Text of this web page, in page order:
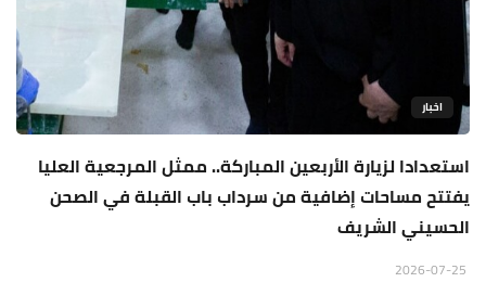
اخبار
استعدادا لزيارة الأربعين المباركة.. ممثل المرجعية العليا
يفتتح مساحات إضافية من سرداب باب القبلة في الصحن
الحسيني الشريف